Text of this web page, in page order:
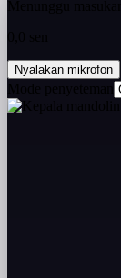
Nyalakan mikrofon